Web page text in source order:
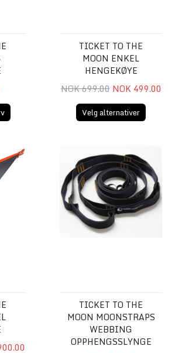
TICKET TO THE
MOON ENKEL
HENGEKØYE
NOK 699.00 NOK 499.00
Velg alternativer
HengekøyeTicket To The Moon
TICKET TO THE
MOON MOONSTRAPS
WEBBING
OPPHENGSSLYNGE